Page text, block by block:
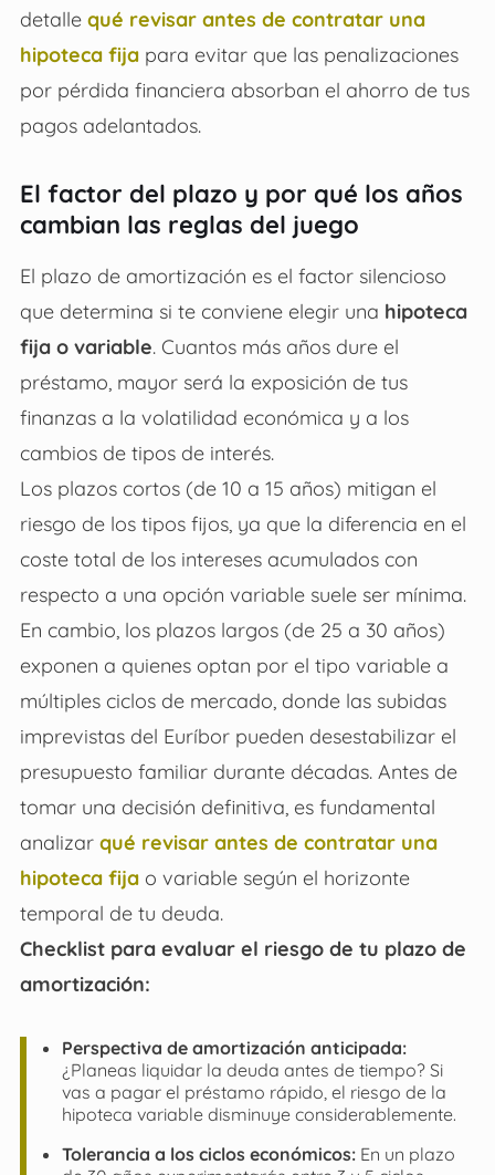
detalle qué revisar antes de contratar una
hipoteca fijapara evitar que las penalizaciones
por pérdida financiera absorban el ahorro de tus
pagos adelantados.
El factor del plazo y por qué los años
cambian las reglas del juego
El plazo de amortización es el factor silencioso
que determina si te conviene elegir una hipoteca
fija o variable. Cuantos más años dure el
préstamo, mayor será la exposición de tus
finanzas a la volatilidad económica y a los
cambios de tipos de interés.
Los plazos cortos (de 10 a 15 años) mitigan el
riesgo de los tipos fijos, ya que la diferencia en el
coste total de los intereses acumulados con
respecto a una opción variable suele ser mínima.
En cambio, los plazos largos (de 25 a 30 años)
exponen a quienes optan por el tipo variable a
múltiples ciclos de mercado, donde las subidas
imprevistas del Euríbor pueden desestabilizar el
presupuesto familiar durante décadas. Antes de
tomar una decisión definitiva, es fundamental
analizar qué revisar antes de contratar una
hipoteca fijao variable según el horizonte
temporal de tu deuda.
Checklist para evaluar el riesgo de tu plazo de
amortización:
Perspectiva de amortización anticipada:
¿Planeas liquidar la deuda antes de tiempo? Si
vas a pagar el préstamo rápido, el riesgo de la
hipoteca variable disminuye considerablemente.
Tolerancia a los ciclos económicos:En un plazo